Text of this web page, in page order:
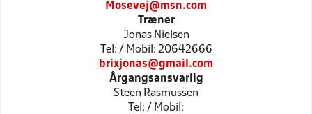
Mosevej@msn.com
Træner
Jonas Nielsen
Tel: / Mobil: 20642666
brixjonas@gmail.com
Årgangsansvarlig
Steen Rasmussen
Tel: / Mobil: